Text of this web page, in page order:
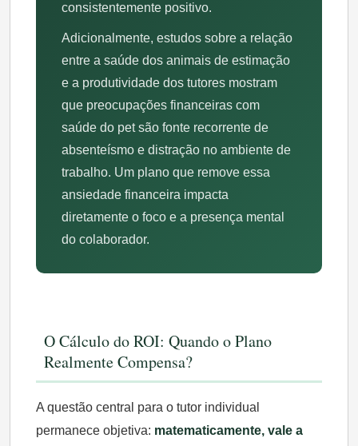
consistentemente positivo.
Adicionalmente, estudos sobre a relação
entre a saúde dos animais de estimação
e a produtividade dos tutores mostram
que preocupações financeiras com
saúde do pet são fonte recorrente de
absenteísmo e distração no ambiente de
trabalho. Um plano que remove essa
ansiedade financeira impacta
diretamente o foco e a presença mental
do colaborador.
O Cálculo do ROI: Quando o Plano
Realmente Compensa?
A questão central para o tutor individual
permanece objetiva: matematicamente, vale a